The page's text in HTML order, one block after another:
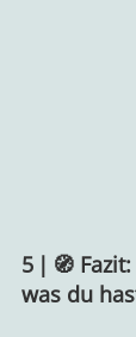
5 | 🧭
was du